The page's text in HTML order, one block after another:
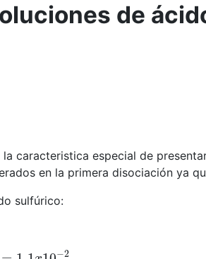
de
caracteristica especial de
en la primera disociación ya
sulfúrico:
1.1 x 10 −